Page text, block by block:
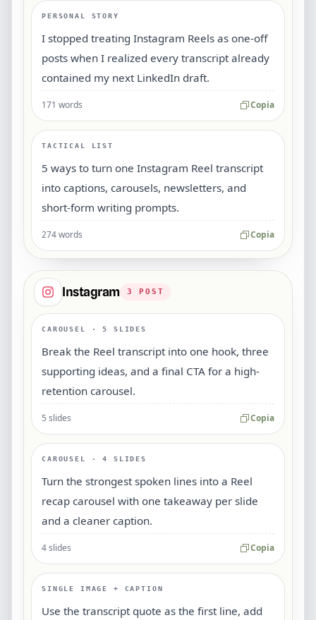
PERSONAL STORY
I stopped treating Instagram Reels as one-off
posts when I realized every transcript already
contained my next LinkedIn draft.
171 words Copia
TACTICAL LIST
5 ways to turn one Instagram Reel transcript
into captions, carousels, newsletters, and
short-form writing prompts.
274 words Copia
Instagram 3 POST
CAROUSEL · 5 SLIDES
Break the Reel transcript into one hook, three
supporting ideas, and a final CTA for a high-
retention carousel.
5 slides Copia
CAROUSEL · 4 SLIDES
Turn the strongest spoken lines into a Reel
recap carousel with one takeaway per slide
and a cleaner caption.
4 slides Copia
SINGLE IMAGE + CAPTION
Use the transcript quote as the first line, add